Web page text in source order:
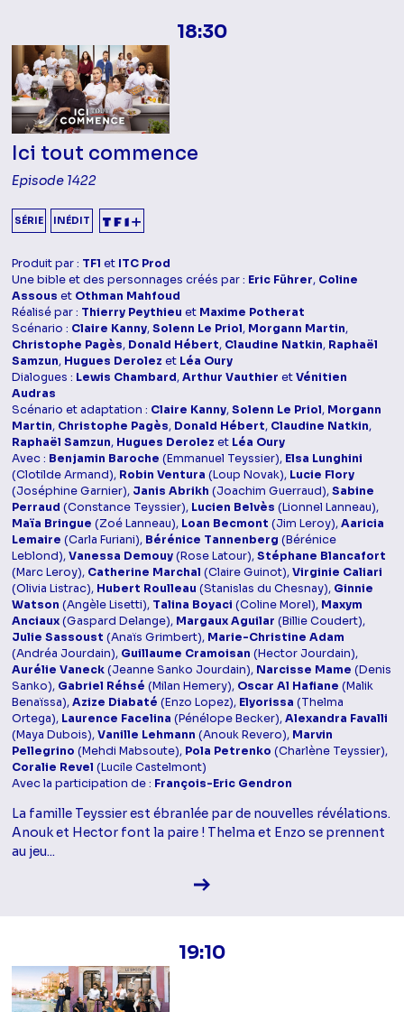
18:30
Ici tout commence
Episode 1422
SÉRIE INÉDIT
Produit par : TF1 et ITC Prod
Une bible et des personnages créés par : Eric Führer, Coline
Assous et Othman Mahfoud
Réalisé par : Thierry Peythieu et Maxime Potherat
Scénario : Claire Kanny,Solenn Le Priol, Morgann Martin,
Christophe Pagès, Donald Hébert, Claudine Natkin, Raphaël
Samzun, Hugues Derolez et Léa Oury
Dialogues : Lewis Chambard,Arthur Vauthier etVénitien
Audras
Scénario et adaptation : Claire Kanny,Solenn Le Priol, Morgann
Martin, Christophe Pagès, Donald Hébert, Claudine Natkin,
Raphaël Samzun, Hugues Derolez et Léa Oury
Avec : Benjamin Baroche (Emmanuel Teyssier), Elsa Lunghini
(Clotilde Armand), Robin Ventura (Loup Novak), Lucie Flory
(Joséphine Garnier), Janis Abrikh (Joachim Guerraud),Sabine
Perraud (Constance Teyssier), Lucien Belvès (Lionnel Lanneau),
Maïa Bringue (Zoé Lanneau), Loan Becmont (Jim Leroy),Aaricia
Lemaire (Carla Furiani), Bérénice Tannenberg (Bérénice
Leblond),Vanessa Demouy(Rose Latour),Stéphane Blancafort
(Marc Leroy), Catherine Marchal (Claire Guinot),Virginie Caliari
(Olivia Listrac), Hubert Roulleau (Stanislas du Chesnay), Ginnie
Watson (Angèle Lisetti), Talina Boyaci (Coline Morel), Maxym
Anciaux(Gaspard Delange), Margaux Aguilar (Billie Coudert),
Julie Sassoust (Anaïs Grimbert), Marie-Christine Adam
(Andréa Jourdain), Guillaume Cramoisan (Hector Jourdain),
Aurélie Vaneck(Jeanne Sanko Jourdain), Narcisse Mame (Denis
Sanko), Gabriel Réhsé (Milan Hemery), Oscar Al Hafiane (Malik
Benaïssa),Azize Diabaté (Enzo Lopez), Elyorissa (Thelma
Ortega), Laurence Facelina (Pénélope Becker),Alexandra Favalli
(Maya Dubois),Vanille Lehmann (Anouk Revero), Marvin
Pellegrino (Mehdi Mabsoute), Pola Petrenko (Charlène Teyssier),
Coralie Revel (Lucile Castelmont)
Avec la participation de : François-Eric Gendron
La famille Teyssier est ébranlée par de nouvelles révélations.
Anouk et Hector font la paire ! Thelma et Enzo se prennent
au jeu...
Voir la fiche diffusion
19:10